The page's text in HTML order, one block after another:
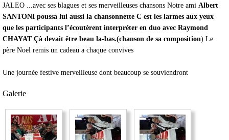
JALEO ...avec ses blagues et ses merveilleuses chansons Notre ami Albert
SANTONI poussa lui aussi la chansonnette C est les larmes aux yeux
que les participants l’écoutèrent interpréter en duo avec Raymond
CHAYAT Çà devait être beau la-bas.(chanson de sa composition) Le
père Noel remis un cadeau a chaque convives
Une journée festive merveilleuse dont beaucoup se souviendront
Galerie